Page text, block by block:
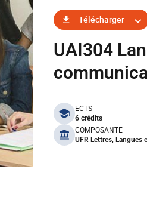
Télécharger
UAI304
benefits
ECTS
6 crédits
COMPOSANTE
UFR Lettres, Langues